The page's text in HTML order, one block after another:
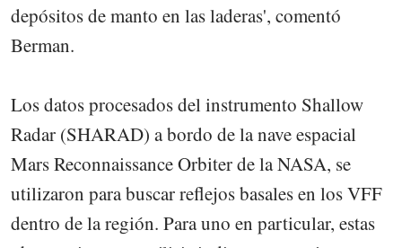
depósitos de manto en las laderas', comentó
Berman.
Los datos procesados ​​del instrumento Shallow
Radar (SHARAD) a bordo de la nave espacial
Mars Reconnaissance Orbiter de la NASA, se
utilizaron para buscar reflejos basales en los VFF
dentro de la región. Para uno en particular, estas